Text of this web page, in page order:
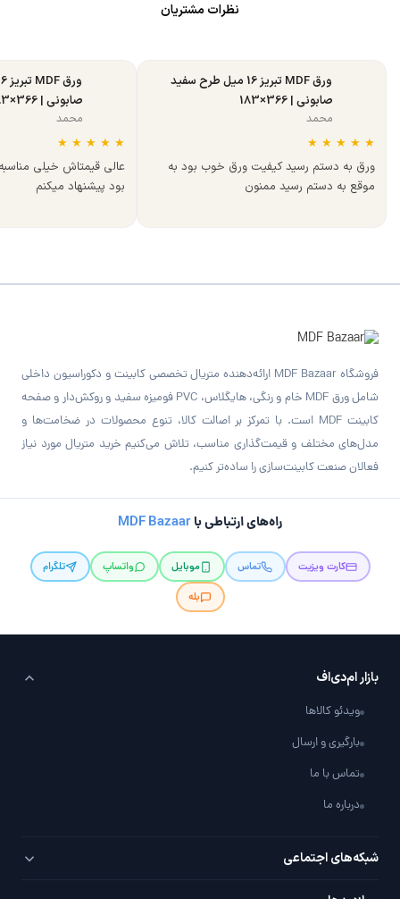
نظرات مشتریان
ورق MDF تبریز 16 میل طرح سفید
صابونی | 366×183
محمد
★
★
★
★
★
ورق به دستم رسید کیفیت ورق خوب بود به
موقع به دستم رسید ممنون
صابونی | 366×183
محمد
★
★
★
★
★
عالی قیمتاش خیلی
بود پیشنهاد میکنم
فروشگاه MDF Bazaar ارائه‌دهنده متریال تخصصی کابینت و دکوراسیون داخلی
شامل ورق MDF خام و رنگی، هایگلاس، PVC فومیزه سفید و روکش‌دار و صفحه
کابینت MDF است. با تمرکز بر اصالت کالا، تنوع محصولات در ضخامت‌ها و
مدل‌های مختلف و قیمت‌گذاری مناسب، تلاش می‌کنیم خرید متریال مورد نیاز
فعالان صنعت کابینت‌سازی را ساده‌تر کنیم.
راه‌های ارتباطی باMDF Bazaar
کارت ویزیت تماس موبایل واتساپ
تلگرام
بله
بازار ام‌دی‌اف
ویدئو کالاها
بارگیری و ارسال
تماس با ما
درباره ما
شبکه‌های اجتماعی
تلگرام